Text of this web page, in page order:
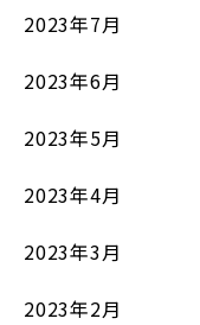
2023年7月
2023年6月
2023年5月
2023年4月
2023年3月
2023年2月